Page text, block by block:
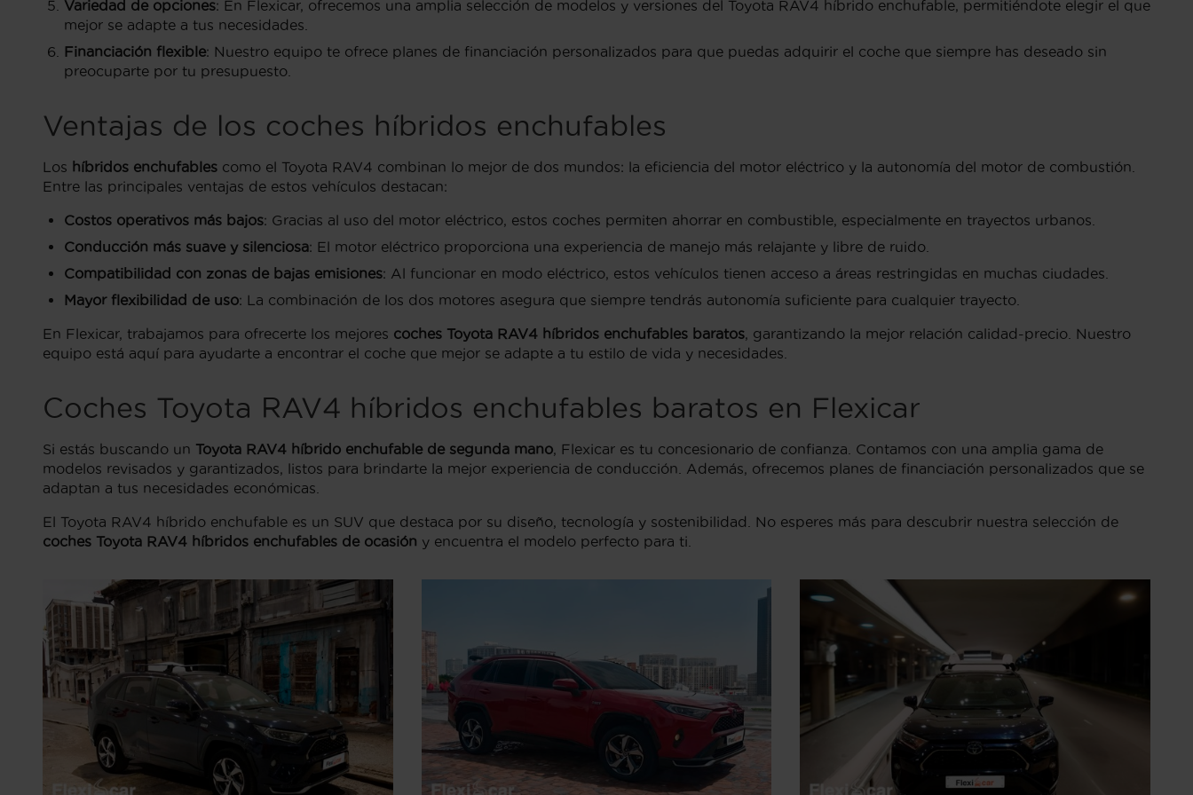
Variedad de opciones: En Flexicar, ofrecemos una amplia selección de modelos y versiones del Toyota RAV4 híbrido enchufable, permitiéndote elegir el que
mejor se adapte a tus necesidades.
Financiación flexible: Nuestro equipo te ofrece planes de financiación personalizados para que puedas adquirir el coche que siempre has deseado sin
preocuparte por tu presupuesto.
Ventajas de los coches híbridos enchufables
Los híbridos enchufables como el Toyota RAV4 combinan lo mejor de dos mundos: la eficiencia del motor eléctrico y la autonomía del motor de combustión.
Entre las principales ventajas de estos vehículos destacan:
Costos operativos más bajos: Gracias al uso del motor eléctrico, estos coches permiten ahorrar en combustible, especialmente en trayectos urbanos.
Conducción más suave y silenciosa: El motor eléctrico proporciona una experiencia de manejo más relajante y libre de ruido.
Compatibilidad con zonas de bajas emisiones: Al funcionar en modo eléctrico, estos vehículos tienen acceso a áreas restringidas en muchas ciudades.
Mayor flexibilidad de uso: La combinación de los dos motores asegura que siempre tendrás autonomía suficiente para cualquier trayecto.
En Flexicar, trabajamos para ofrecerte los mejores coches Toyota RAV4 híbridos enchufables baratos, garantizando la mejor relación calidad-precio. Nuestro
equipo está aquí para ayudarte a encontrar el coche que mejor se adapte a tu estilo de vida y necesidades.
Coches Toyota RAV4 híbridos enchufables baratos en Flexicar
Si estás buscando un Toyota RAV4 híbrido enchufable de segunda mano, Flexicar es tu concesionario de confianza. Contamos con una amplia gama de
modelos revisados y garantizados, listos para brindarte la mejor experiencia de conducción. Además, ofrecemos planes de financiación personalizados que se
adaptan a tus necesidades económicas.
El Toyota RAV4 híbrido enchufable es un SUV que destaca por su diseño, tecnología y sostenibilidad. No esperes más para descubrir nuestra selección de
coches Toyota RAV4 híbridos enchufables de ocasión y encuentra el modelo perfecto para ti.